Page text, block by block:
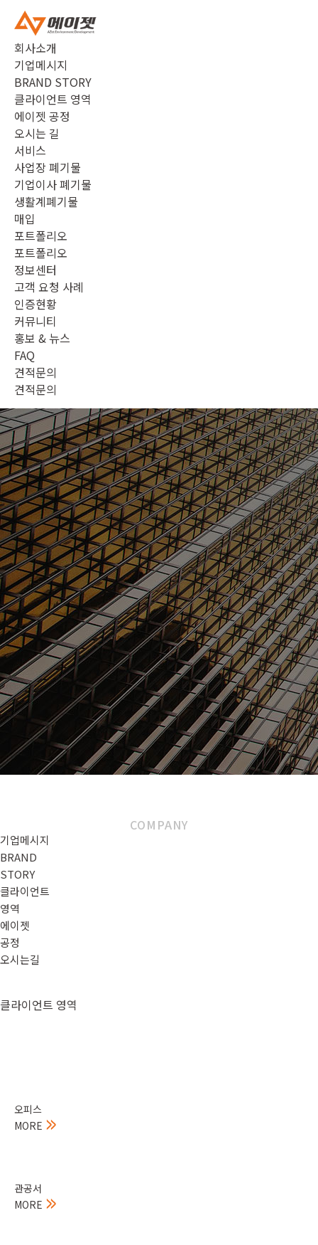
회사소개
기업메시지
BRAND STORY
클라이언트 영역
에이젯 공정
오시는 길
서비스
사업장 폐기물
기업이사 폐기물
생활계폐기물
매입
포트폴리오
포트폴리오
정보센터
고객 요청 사례
인증현황
커뮤니티
홍보 & 뉴스
FAQ
견적문의
견적문의
COMPANY
기업메시지
BRAND
STORY
클라이언트
영역
에이젯
공정
오시는길
클라이언트 영역
오피스
MORE
관공서
MORE